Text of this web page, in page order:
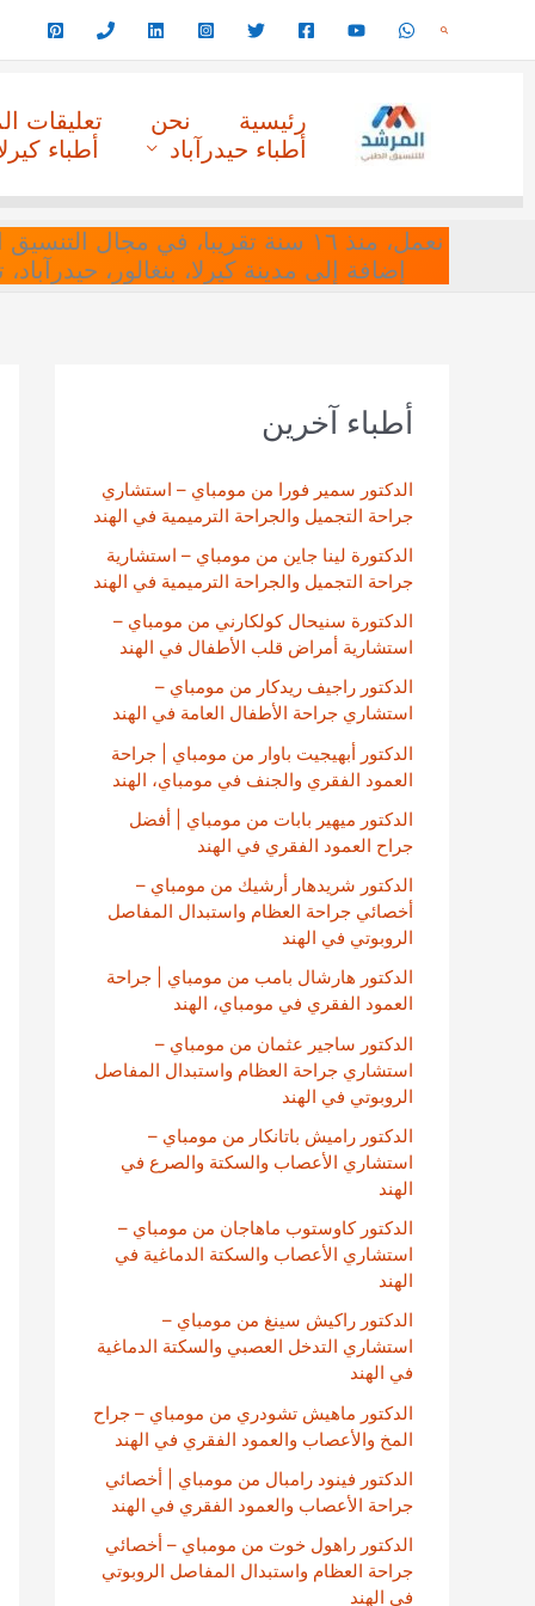
البحث
رئيسية نحن
تعليقات
أطباء حيدرآباد
أطباء
نعمل، منذ ١٦ سنة تقريبا، في
إضافة إلى مدينة كيرلا، بنغالور،
أطباء آخرين
الدكتور سمير فورا من مومباي – استشاري
جراحة التجميل والجراحة الترميمية في الهند
الدكتورة لينا جاين من مومباي – استشارية
جراحة التجميل والجراحة الترميمية في الهند
الدكتورة سنيحال كولكارني من مومباي –
استشارية أمراض قلب الأطفال في الهند
الدكتور راجيف ريدكار من مومباي –
استشاري جراحة الأطفال العامة في الهند
الدكتور أبهيجيت باوار من مومباي | جراحة
العمود الفقري والجنف في مومباي، الهند
الدكتور ميهير بابات من مومباي | أفضل
جراح العمود الفقري في الهند
الدكتور شريدهار أرشيك من مومباي –
أخصائي جراحة العظام واستبدال المفاصل
الروبوتي في الهند
الدكتور هارشال بامب من مومباي | جراحة
العمود الفقري في مومباي، الهند
الدكتور ساجير عثمان من مومباي –
استشاري جراحة العظام واستبدال المفاصل
الروبوتي في الهند
الدكتور راميش باتانكار من مومباي –
استشاري الأعصاب والسكتة والصرع في
الهند
الدكتور كاوستوب ماهاجان من مومباي –
استشاري الأعصاب والسكتة الدماغية في
الهند
الدكتور راكيش سينغ من مومباي –
استشاري التدخل العصبي والسكتة الدماغية
في الهند
الدكتور ماهيش تشودري من مومباي – جراح
المخ والأعصاب والعمود الفقري في الهند
الدكتور فينود رامبال من مومباي | أخصائي
جراحة الأعصاب والعمود الفقري في الهند
الدكتور راهول خوت من مومباي – أخصائي
جراحة العظام واستبدال المفاصل الروبوتي
في الهند